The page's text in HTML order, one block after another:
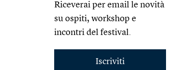
Riceverai per email le novità
su ospiti, workshop e
incontri del festival.
Iscriviti